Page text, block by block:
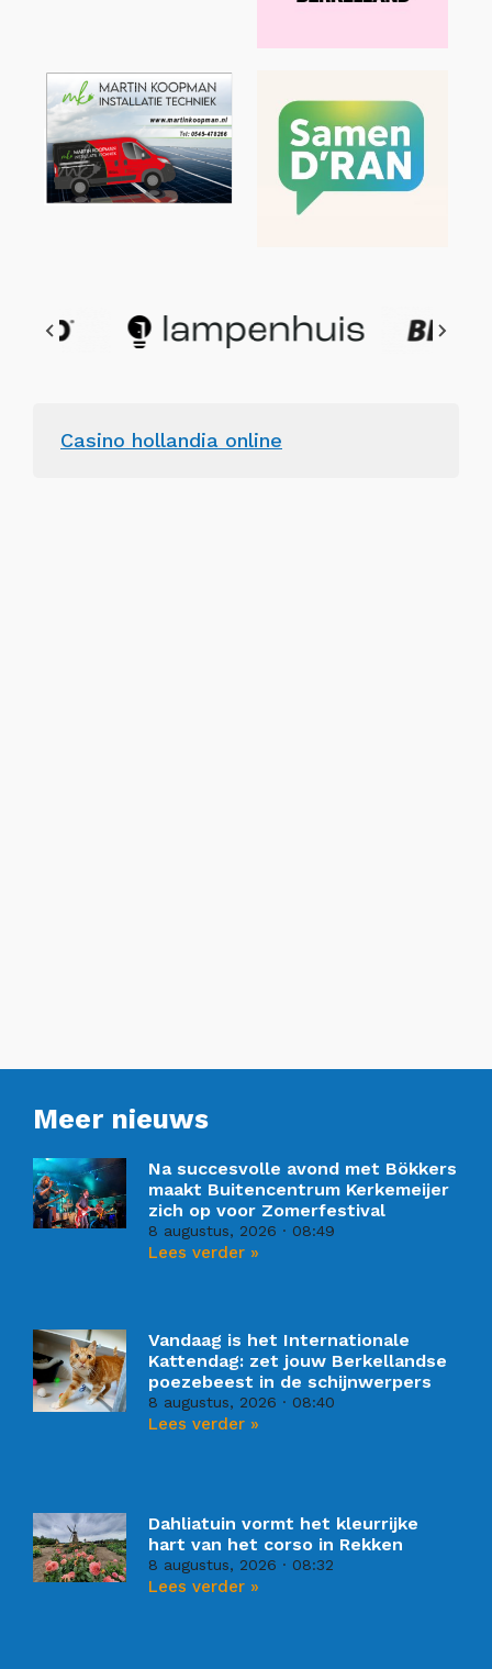
Casino hollandia online
Meer nieuws
Na succesvolle avond met Bökkers
maakt Buitencentrum Kerkemeijer
zich op voor Zomerfestival
8 augustus, 2026 08:49
Lees verder »
Vandaag is het Internationale
Kattendag: zet jouw Berkellandse
poezebeest in de schijnwerpers
8 augustus, 2026 08:40
Lees verder »
Dahliatuin vormt het kleurrijke
hart van het corso in Rekken
8 augustus, 2026 08:32
Lees verder »